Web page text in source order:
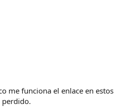
me funciona el enlace en estos
perdido.